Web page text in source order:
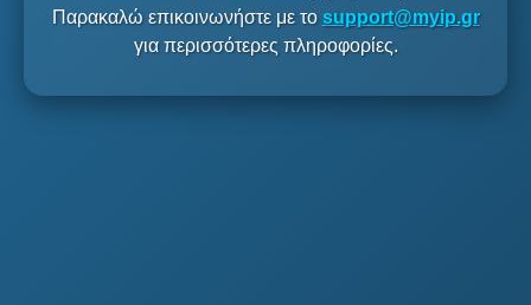
Παρακαλώ επικοινωνήστε με το support@myip.gr
για περισσότερες πληροφορίες.